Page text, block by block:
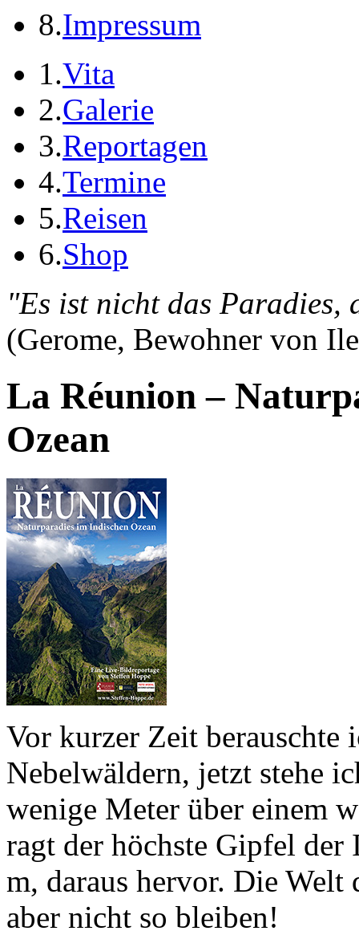
8.Impressum
1.Vita
2.Galerie
3.Reportagen
4.Termine
5.Reisen
6.Shop
"Es ist nicht das
(Gerome, Bewohner von
La Réunion –
Ozean
Vor kurzer Zeit berauschte
Nebelwäldern, jetzt stehe
wenige Meter über einem
ragt der höchste Gipfel der
m, daraus hervor. Die Welt
aber nicht so bleiben!